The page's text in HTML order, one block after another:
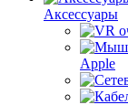
Аксессуары
Apple